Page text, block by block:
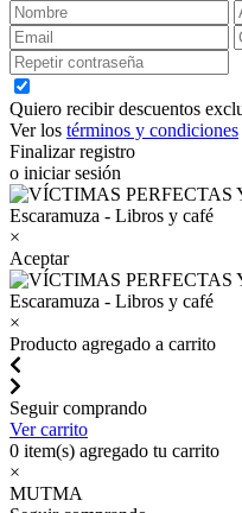
Quiero recibir descuentos
Ver los términos y condiciones
Finalizar registro
o iniciar sesión
×
Aceptar
×
Producto agregado a carrito
Seguir comprando
Ver carrito
0 item(s) agregado tu carrito
×
MUTMA